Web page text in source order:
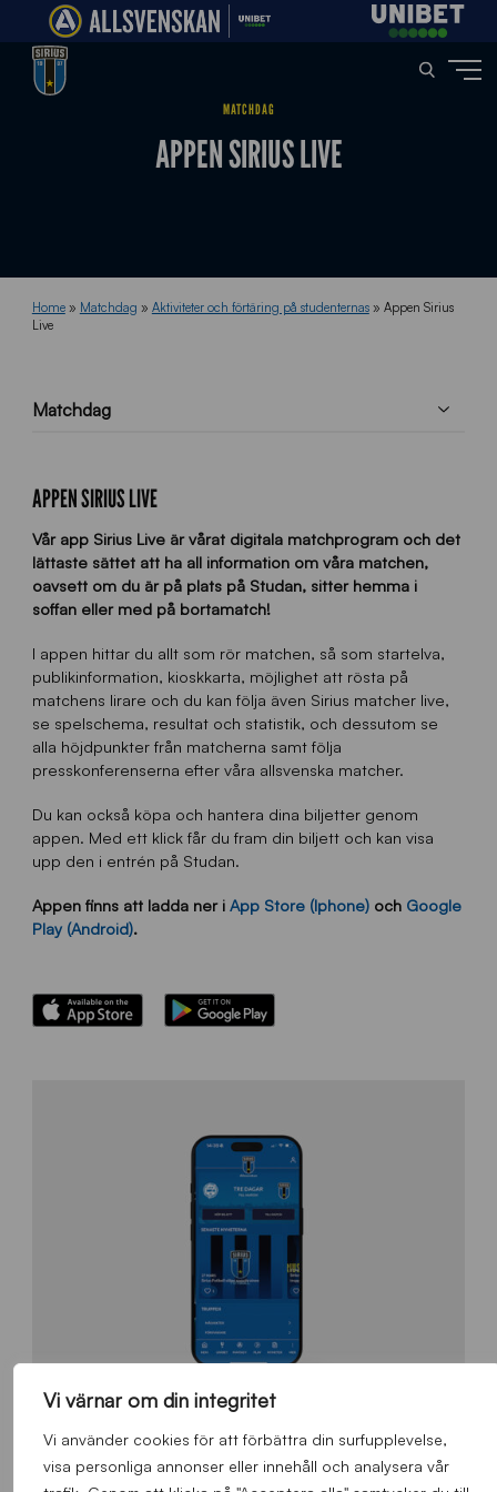
Vi värnar om din integritet
Vi använder cookies för att förbättra din surfupplevelse,
visa personliga annonser eller innehåll och analysera vår
MATCHDAG
APPEN SIRIUS LIVE
Home» Matchdag » Aktiviteter och förtäring på studenternas» Appen Sirius
Live
Matchdag
APPEN SIRIUS LIVE
Vår app Sirius Live är vårat digitala matchprogram och det
lättaste sättet att ha all information om våra matchen,
oavsett om du är på plats på Studan, sitter hemma i
soffan eller med på bortamatch!
I appen hittar du allt som rör matchen, så som startelva,
publikinformation, kioskkarta, möjlighet att rösta på
matchens lirare och du kan följa även Sirius matcher live,
se spelschema, resultat och statistik, och dessutom se
alla höjdpunkter från matcherna samt följa
presskonferenserna efter våra allsvenska matcher.
Du kan också köpa och hantera dina biljetter genom
appen. Med ett klick får du fram din biljett och kan visa
upp den i entrén på Studan.
Appen finns att ladda ner i App Store (Iphone)och Google
Play (Android).
SIRIUS LIVE PARTNER